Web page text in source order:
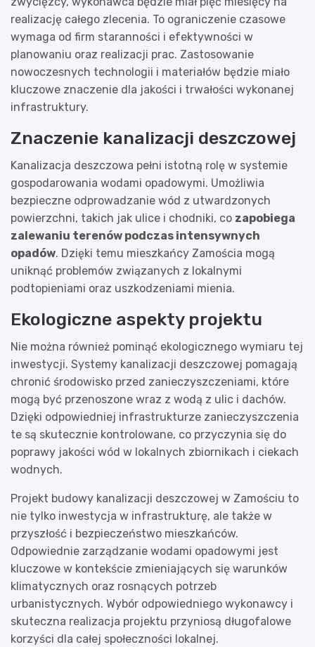
realizację całego zlecenia. To ograniczenie czasowe
wymaga od firm staranności i efektywności w
planowaniu oraz realizacji prac. Zastosowanie
nowoczesnych technologii i materiałów będzie miało
kluczowe znaczenie dla jakości i trwałości wykonanej
infrastruktury.
Znaczenie kanalizacji deszczowej
Kanalizacja deszczowa pełni istotną rolę w systemie
gospodarowania wodami opadowymi. Umożliwia
bezpieczne odprowadzanie wód z utwardzonych
powierzchni, takich jak ulice i chodniki, co zapobiega
zalewaniu terenów podczas intensywnych
opadów. Dzięki temu mieszkańcy Zamościa mogą
uniknąć problemów związanych z lokalnymi
podtopieniami oraz uszkodzeniami mienia.
Ekologiczne aspekty projektu
Nie można również pominąć ekologicznego wymiaru tej
inwestycji. Systemy kanalizacji deszczowej pomagają
chronić środowisko przed zanieczyszczeniami, które
mogą być przenoszone wraz z wodą z ulic i dachów.
Dzięki odpowiedniej infrastrukturze zanieczyszczenia
te są skutecznie kontrolowane, co przyczynia się do
poprawy jakości wód w lokalnych zbiornikach i ciekach
wodnych.
Projekt budowy kanalizacji deszczowej w Zamościu to
nie tylko inwestycja w infrastrukturę, ale także w
przyszłość i bezpieczeństwo mieszkańców.
Odpowiednie zarządzanie wodami opadowymi jest
kluczowe w kontekście zmieniających się warunków
klimatycznych oraz rosnących potrzeb
urbanistycznych. Wybór odpowiedniego wykonawcy i
skuteczna realizacja projektu przyniosą długofalowe
korzyści dla całej społeczności lokalnej.